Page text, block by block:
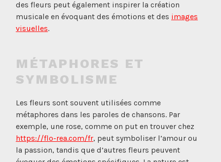
des fleurs peut également inspirer la création
musicale en évoquant des émotions et des images
visuelles.
MÉTAPHORES ET
SYMBOLISME
Les fleurs sont souvent utilisées comme
métaphores dans les paroles de chansons. Par
exemple, une rose, comme on put en trouver chez
https://flo-rea.com/fr, peut symboliser l’amour ou
la passion, tandis que d’autres fleurs peuvent